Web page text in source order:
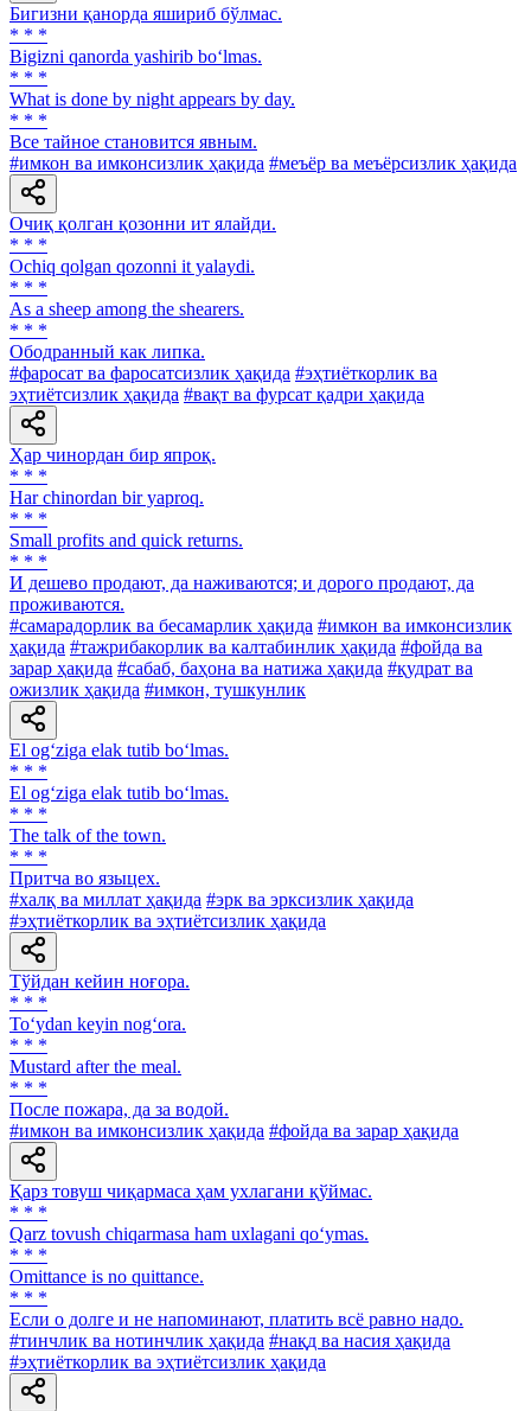
Бигизни қанорда яшириб бўлмас.
* * *
Bigizni qanorda yashirib bo‘lmas.
* * *
What is done by night appears by day.
* * *
Все тайное становится явным.
#имкон ва имконсизлик ҳақида #меъёр ва меъёрсизлик ҳақида
Очиқ қолган қозонни ит ялайди.
* * *
Ochiq qolgan qozonni it yalaydi.
* * *
As a sheep among the shearers.
* * *
Ободранный как липка.
#фаросат ва фаросатсизлик ҳақида #эҳтиёткорлик ва
эҳтиётсизлик ҳақида #вақт ва фурсат қадри ҳақида
Ҳар чинордан бир япроқ.
* * *
Har chinordan bir yaproq.
* * *
Small profits and quick returns.
* * *
И дешево продают, да наживаются; и дорого продают, да
проживаются.
#самарадорлик ва бесамарлик ҳақида #имкон ва имконсизлик
ҳақида #тажрибакорлик ва калтабинлик ҳақида #фойда ва
зарар ҳақида #сабаб, баҳона ва натижа ҳақида #қудрат ва
ожизлик ҳақида #имкон, тушкунлик
El og‘ziga elak tutib bo‘lmas.
* * *
El og‘ziga elak tutib bo‘lmas.
* * *
The talk of the town.
* * *
Притча во языцех.
#халқ ва миллат ҳақида #эрк ва эрксизлик ҳақида
#эҳтиёткорлик ва эҳтиётсизлик ҳақида
Тўйдан кейин ноғора.
* * *
To‘ydan keyin nog‘ora.
* * *
Mustard after the meal.
* * *
После пожара, да за водой.
#имкон ва имконсизлик ҳақида #фойда ва зарар ҳақида
Қарз товуш чиқармаса ҳам ухлагани қўймас.
* * *
Qarz tovush chiqarmasa ham uxlagani qo‘ymas.
* * *
Omittance is no quittance.
* * *
Если о долге и не напоминают, платить всё равно надо.
#тинчлик ва нотинчлик ҳақида #нақд ва насия ҳақида
#эҳтиёткорлик ва эҳтиётсизлик ҳақида